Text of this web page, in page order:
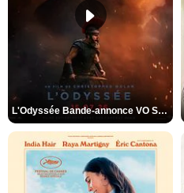
L'Odyssée Bande-annonce VO STFR